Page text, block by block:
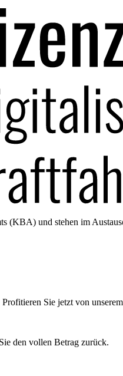
(KBA) und stehen im
Sie jetzt von
den vollen Betrag zurück.